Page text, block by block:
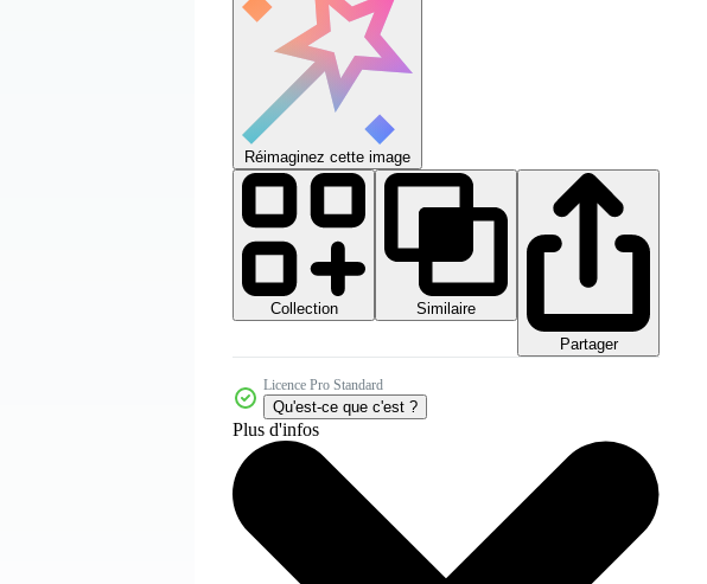
Réimaginez cette image
Collection
Similaire
Partager
Licence Pro Standard
Qu'est-ce que c'est ?
Plus d'infos